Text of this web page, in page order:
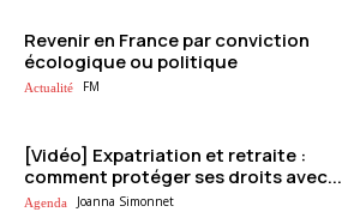
Revenir en France par conviction
écologique ou politique
Actualité FM
[Vidéo] Expatriation et retraite :
comment protéger ses droits avec...
Agenda Joanna Simonnet